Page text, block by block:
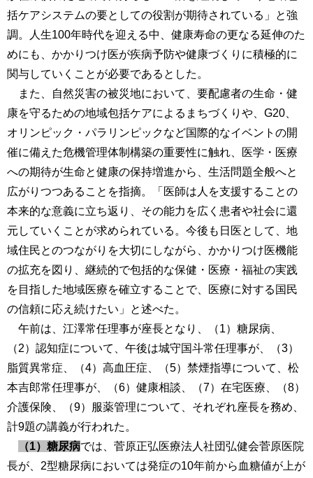
括ケアシステムの要としての役割が期待されている」と強
調。人生100年時代を迎える中、健康寿命の更なる延伸のた
めにも、かかりつけ医が疾病予防や健康づくりに積極的に
関与していくことが必要であるとした。
また、自然災害の被災地において、要配慮者の生命・健
康を守るための地域包括ケアによるまちづくりや、G20、
オリンピック・パラリンピックなど国際的なイベントの開
催に備えた危機管理体制構築の重要性に触れ、医学・医療
への期待が生命と健康の保持増進から、生活問題全般へと
広がりつつあることを指摘。「医師は人を支援することの
本来的な意義に立ち返り、その能力を広く患者や社会に還
元していくことが求められている。今後も日医として、地
域住民とのつながりを大切にしながら、かかりつけ医機能
の拡充を図り、継続的で包括的な保健・医療・福祉の実践
を目指した地域医療を確立することで、医療に対する国民
の信頼に応え続けたい」と述べた。
午前は、江澤常任理事が座長となり、（1）糖尿病、
（2）認知症について、午後は城守国斗常任理事が、（3）
脂質異常症、（4）高血圧症、（5）禁煙指導について、松
本吉郎常任理事が、（6）健康相談、（7）在宅医療、（8）
介護保険、（9）服薬管理について、それぞれ座長を務め、
計9題の講義が行われた。
（1）糖尿病では、菅原正弘医療法人社団弘健会菅原医院
長が、2型糖尿病においては発症の10年前から血糖値が上が